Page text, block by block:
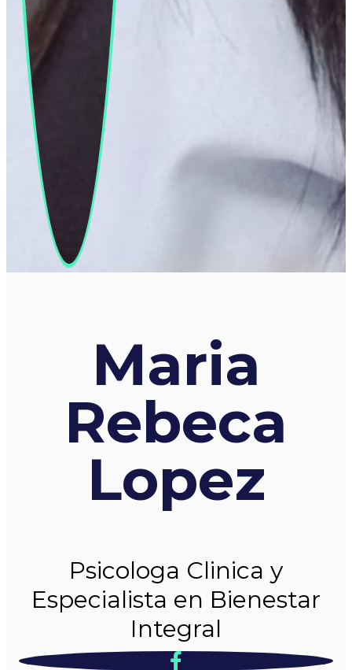
Maria
Rebeca
Lopez
Psicologa Clinica y
Especialista en Bienestar
Integral